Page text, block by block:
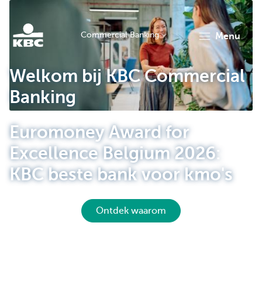
Corporate
Commercial Banking menu
Welkom bij KBC Commercial
Banking
Euromoney Award for
Excellence Belgium 2026:
KBC beste bank voor kmo's
Ontdek waarom